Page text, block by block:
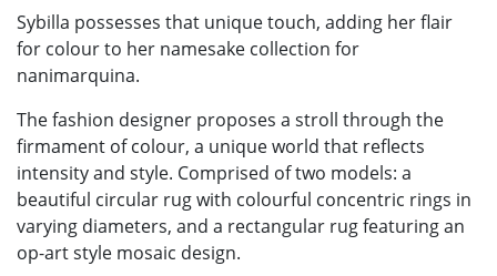
Sybilla possesses that unique touch, adding her flair
for colour to her namesake collection for
nanimarquina.
The fashion designer proposes a stroll through the
firmament of colour, a unique world that reflects
intensity and style. Comprised of two models: a
beautiful circular rug with colourful concentric rings in
varying diameters, and a rectangular rug featuring an
op-art style mosaic design.